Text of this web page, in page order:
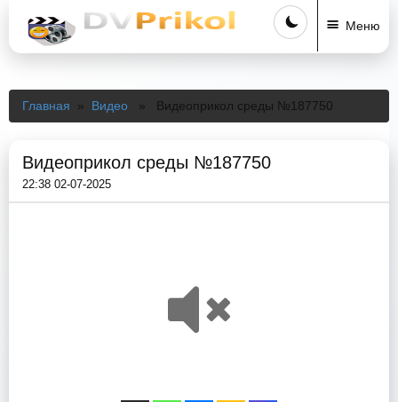
Меню
Главная » Видео » Видеоприкол среды №187750
Видеоприкол среды №187750
22:38 02-07-2025